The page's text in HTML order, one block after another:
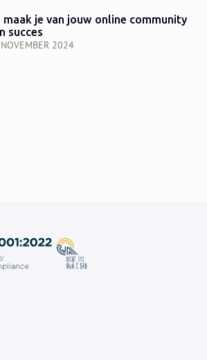
2024
maak je van jouw online community
succes